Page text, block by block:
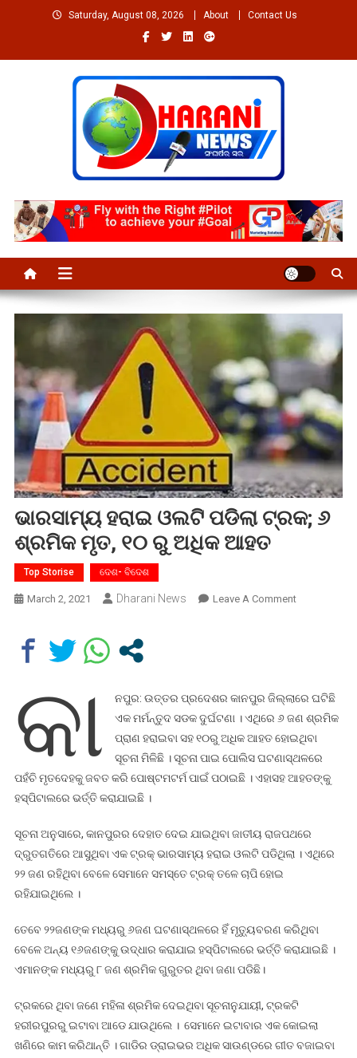
Saturday, August 08, 2026 About Contact Us
Welcome to Dharaninews
ଭାରସାମ୍ୟ ହରାଇ ଓଲଟି ପଡିଲା ଟ୍ରକ; ୬
ଶ୍ରମିକ ମୃତ, ୧୦ ରୁ ଅଧିକ ଆହତ
Top Storise ଦେଶ- ବିଦେଶ
March 2, 2021 Dharani News Leave A CommentOn
ଶ୍ରମିକ
ମୃତ,
୧୦
ରୁ
କା
ନପୁର: ଉତ୍ତର ପ୍ରଦେଶର କାନପୁର ଜିଲ୍ଲାରେ ଘଟିଛି
ଏକ ମର୍ମନ୍ତୁଦ ସଡକ ଦୁର୍ଘଟଣା । ଏଥିରେ ୬ ଜଣ ଶ୍ରମିକ
ପ୍ରାଣ ହରାଇବା ସହ ୧୦ରୁ ଅଧିକ ଆହତ ହୋଇଥିବା
ସୂଚନା ମିଳିଛି । ସୂଚନା ପାଇ ପୋଲିସ ଘଟଣାସ୍ଥଳରେ
ପହଁଚି ମୃତଦେହକୁ ଜବତ କରି ପୋଷ୍ଟମଟର୍ମ ପାଇଁ ପଠାଇଛି । ଏହାସହ ଆହତଙ୍କୁ
ହସ୍ପିଟାଲରେ ଭର୍ତ୍ତି କରାଯାଇଛି ।
ସୂଚନା ଅନୁସାରେ, କାନପୁରର ଦେହାତ ଦେଇ ଯାଇଥିବା ଜାତୀୟ ରାଜପଥରେ
ଦ୍ରୁତଗତିରେ ଆସୁଥିବା ଏକ ଟ୍ରକ୍ ଭାରସାମ୍ୟ ହରାଇ ଓଲଟି ପଡିଥିଲା । ଏଥିରେ
୨୨ ଜଣ ରହିଥିବା ବେଳେ ସେମାନେ ସମସ୍ତେ ଟ୍ରକ୍ ତଳେ ଚାପି ହୋଇ
ରହିଯାଇଥିଲେ ।
ତେବେ ୨୨ଜଣଙ୍କ ମଧ୍ୟରୁ ୬ଜଣ ଘଟଣାସ୍ଥଳରେ ହିଁ ମୃତ୍ୟୁବରଣ କରିଥିବା
ବେଳେ ଅନ୍ୟ ୧୬ଜଣଙ୍କୁ ଉଦ୍ଧାର କରାଯାଇ ହସ୍ପିଟାଲରେ ଭର୍ତ୍ତି କରାଯାଇଛି ।
ଏମାନଙ୍କ ମଧ୍ୟରୁ ୮ ଜଣ ଶ୍ରମିକ ଗୁରୁତର ଥିବା ଜଣା ପଡିଛି।
ଟ୍ରକରେ ଥିବା ଜଣେ ମହିଳା ଶ୍ରମିକ ଦେଇଥିବା ସୂଚନାନୁଯାୟୀ, ଟ୍ରକଟି
ହରୀରପୁରରୁ ଇଟାବା ଆଡେ ଯାଉଥିଲେ । ସେମାନେ ଇଟାବାର ଏକ କୋଇଲା
ଖଣିରେ କାମ କରିଥାନ୍ତି । ଗାଡିର ଡ୍ରାଇଭର ଅଧିକ ସାଉଣ୍ଡରେ ଗୀତ ବଜାଇବା